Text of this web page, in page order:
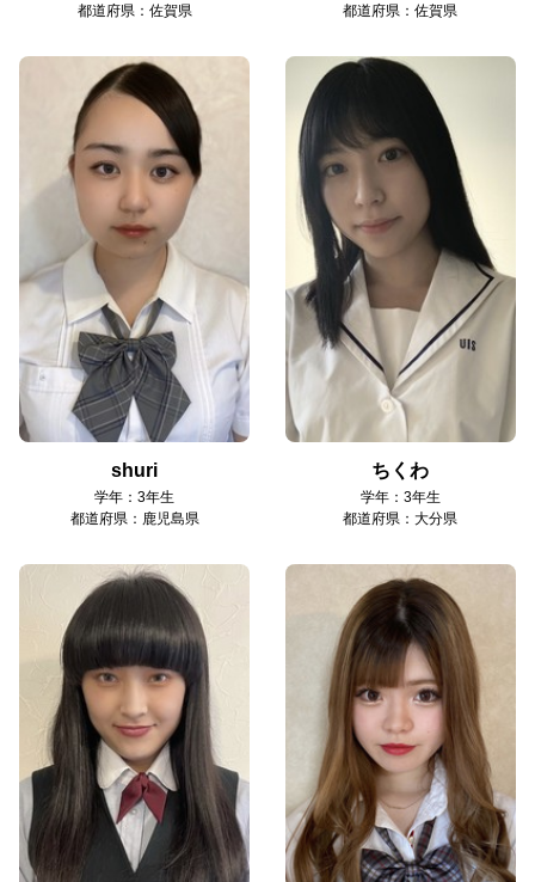
都道府県：佐賀県 都道府県：佐賀県
shuri
学年：3年生
都道府県：鹿児島県
ちくわ
学年：3年生
都道府県：大分県